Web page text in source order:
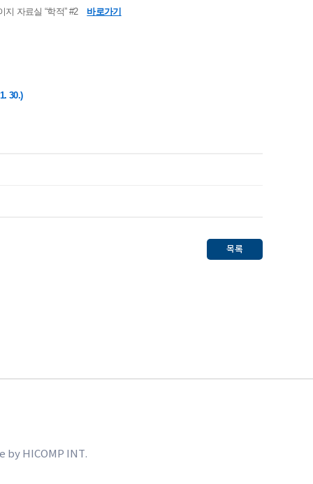
자료실 “학적” #2 바로가기
30.)
목록
by HICOMP INT.